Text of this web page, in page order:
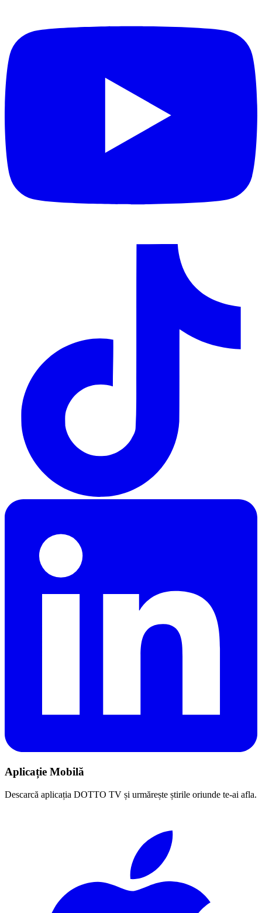
Aplicație Mobilă
Descarcă aplicația DOTTO TV și urmărește știrile oriunde te-ai afla.